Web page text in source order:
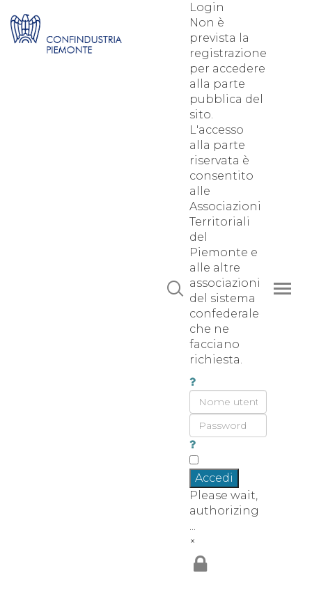
Login
Non è
prevista la
registrazione
per accedere
alla parte
pubblica del
sito.
L'accesso
alla parte
riservata è
consentito
alle
Associazioni
Territoriali
del
Piemonte e
alle altre
associazioni
del sistema
confederale
che ne
facciano
richiesta.
Accedi
Please wait,
authorizing
...
×